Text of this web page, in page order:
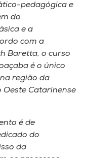
pedagógica e
do
e a
com a
Baretta, o curso
é o único
região da
Oeste Catarinense
é de
do
da